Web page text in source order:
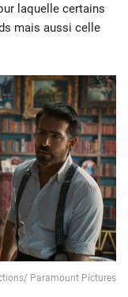
laquelle certains
mais aussi celle
Paramount Pictures